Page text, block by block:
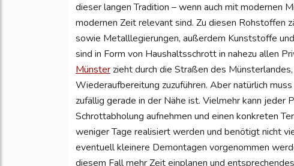
dieser langen Tradition – wenn auch mit modernen
modernen Zeit relevant sind. Zu diesen Rohstoffen
sowie Metalllegierungen, außerdem Kunststoffe
sind in Form von Haushaltsschrott in nahezu allen
Münsterzieht durch die Straßen des
Wiederaufbereitung zuzuführen. Aber natürlich
zufällig gerade in der Nähe ist. Vielmehr kann
Schrottabholung aufnehmen und einen konkreten
weniger Tage realisiert werden und benötigt nicht
eventuell kleinere Demontagen vorgenommen
diesem Fall mehr Zeit einplanen und